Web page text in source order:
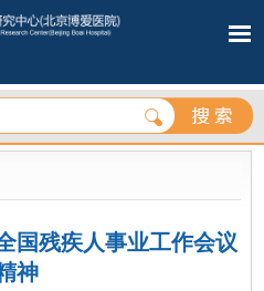
国残疾人事业工作会议
神